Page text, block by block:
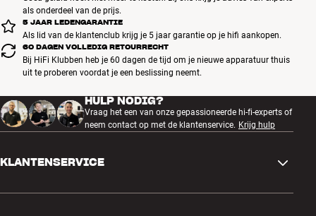
als onderdeel van de prijs.
5 JAAR LEDENGARANTIE
Als lid van de klantenclub krijg je 5 jaar garantie op je hifi aankopen.
60 DAGEN VOLLEDIG RETOURRECHT
Bij HiFi Klubben heb je 60 dagen de tijd om je nieuwe apparatuur thuis
uit te proberen voordat je een beslissing neemt.
HULP NODIG?
Vraag het een van onze gepassioneerde hi-fi-experts of
neem contact op met de klantenservice. Krijg hulp
KLANTENSERVICE